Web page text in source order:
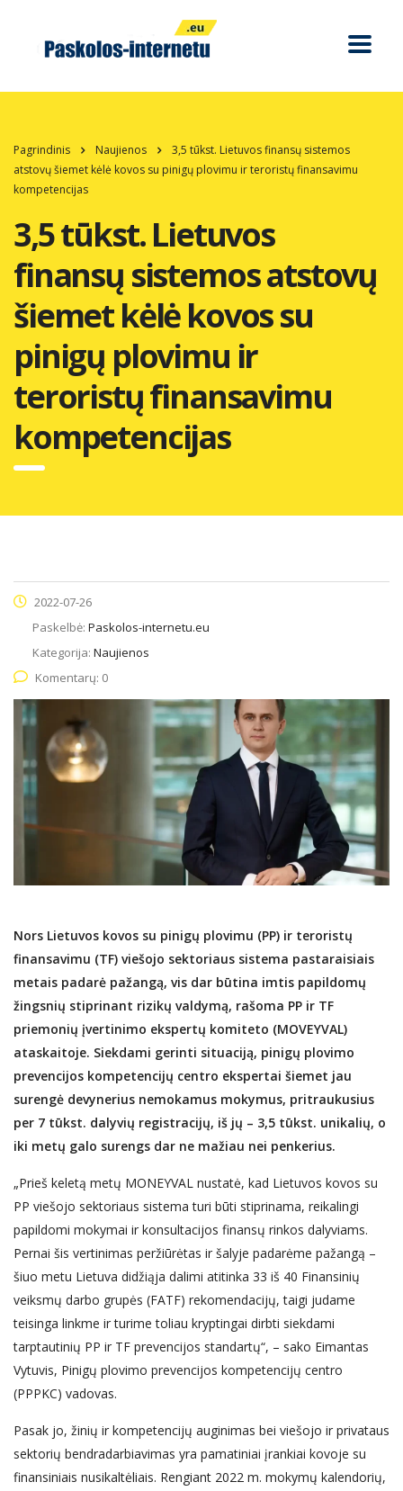
Pagrindinis Naujienos
3,5 tūkst. Lietuvos finansų sistemos
atstovų šiemet kėlė kovos su pinigų plovimu ir teroristų finansavimu
kompetencijas
3,5 tūkst. Lietuvos
finansų sistemos atstovų
šiemet kėlė kovos su
pinigų plovimu ir
teroristų finansavimu
kompetencijas
2022-07-26
Paskelbė: Paskolos-internetu.eu
Kategorija: Naujienos
Komentarų: 0
Nors Lietuvos kovos su pinigų plovimu (PP) ir teroristų
finansavimu (TF) viešojo sektoriaus sistema pastaraisiais
metais padarė pažangą, vis dar būtina imtis papildomų
žingsnių stiprinant rizikų valdymą, rašoma PP ir TF
priemonių įvertinimo ekspertų komiteto (MOVEYVAL)
ataskaitoje. Siekdami gerinti situaciją, pinigų plovimo
prevencijos kompetencijų centro ekspertai šiemet jau
surengė devynerius nemokamus mokymus, pritraukusius
per 7 tūkst. dalyvių registracijų, iš jų – 3,5 tūkst. unikalių, o
iki metų galo surengs dar ne mažiau nei penkerius.
„Prieš keletą metų MONEYVAL nustatė, kad Lietuvos kovos su
PP viešojo sektoriaus sistema turi būti stiprinama, reikalingi
papildomi mokymai ir konsultacijos finansų rinkos dalyviams.
Pernai šis vertinimas peržiūrėtas ir šalyje padarėme pažangą –
šiuo metu Lietuva didžiąja dalimi atitinka 33 iš 40 Finansinių
veiksmų darbo grupės (FATF) rekomendacijų, taigi judame
teisinga linkme ir turime toliau kryptingai dirbti siekdami
tarptautinių PP ir TF prevencijos standartų“, – sako Eimantas
Vytuvis, Pinigų plovimo prevencijos kompetencijų centro
(PPPKC) vadovas.
Pasak jo, žinių ir kompetencijų auginimas bei viešojo ir privataus
sektorių bendradarbiavimas yra pamatiniai įrankiai kovoje su
finansiniais nusikaltėliais. Rengiant 2022 m. mokymų kalendorių,